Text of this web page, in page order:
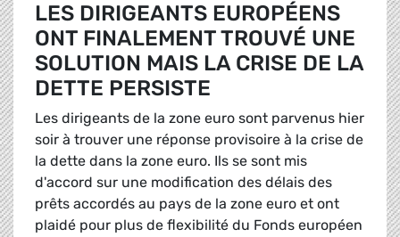
LES DIRIGEANTS EUROPÉENS
ONT FINALEMENT TROUVÉ UNE
SOLUTION MAIS LA CRISE DE LA
DETTE PERSISTE
Les dirigeants de la zone euro sont parvenus hier
soir à trouver une réponse provisoire à la crise de
la dette dans la zone euro. Ils se sont mis
d'accord sur une modification des délais des
prêts accordés au pays de la zone euro et ont
plaidé pour plus de flexibilité du Fonds européen